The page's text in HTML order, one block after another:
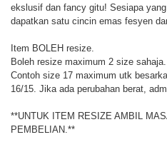
ekslusif dan fancy gitu! Sesiapa
dapatkan satu cincin emas fesyen
Item BOLEH resize.
Boleh resize maximum 2 size sahaja.
Contoh size 17 maximum utk
16/15. Jika ada perubahan berat,
**UNTUK ITEM RESIZE AMBIL
PEMBELIAN.**